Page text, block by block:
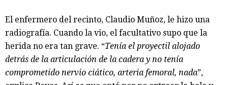
El enfermero del recinto, Claudio Muñoz, le hizo una
radiografía. Cuando la vio, el facultativo supo que la
herida no era tan grave. “Tenía el proyectil alojado
detrás de la articulación de la cadera y no tenía
comprometido nervio ciático, arteria femoral, nada”,